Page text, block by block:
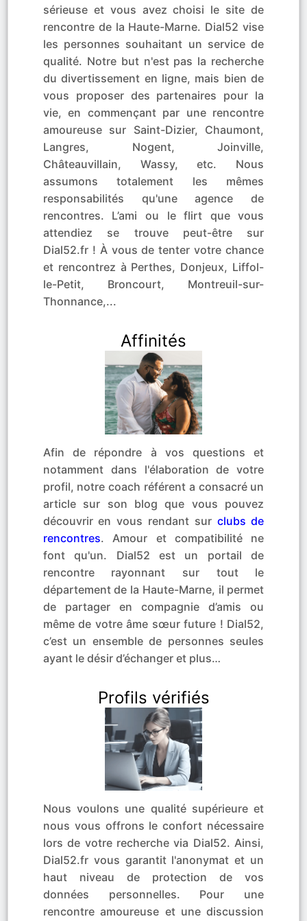
sérieuse et vous avez choisi le site de
rencontre de la Haute-Marne. Dial52 vise
les personnes souhaitant un service de
qualité. Notre but n'est pas la recherche
du divertissement en ligne, mais bien de
vous proposer des partenaires pour la
vie, en commençant par une rencontre
amoureuse sur Saint-Dizier, Chaumont,
Langres, Nogent, Joinville,
Châteauvillain, Wassy, etc. Nous
assumons totalement les mêmes
responsabilités qu'une agence de
rencontres. L’ami ou le flirt que vous
attendiez se trouve peut-être sur
Dial52.fr ! À vous de tenter votre chance
et rencontrez à Perthes, Donjeux, Liffol-
le-Petit, Broncourt, Montreuil-sur-
Thonnance,...
Affinités
Afin de répondre à vos questions et
notamment dans l'élaboration de votre
profil, notre coach référent a consacré un
article sur son blog que vous pouvez
découvrir en vous rendant sur clubs de
rencontres. Amour et compatibilité ne
font qu'un. Dial52 est un portail de
rencontre rayonnant sur tout le
département de la Haute-Marne, il permet
de partager en compagnie d’amis ou
même de votre âme sœur future ! Dial52,
c’est un ensemble de personnes seules
ayant le désir d’échanger et plus…
Profils vérifiés
Nous voulons une qualité supérieure et
nous vous offrons le confort nécessaire
lors de votre recherche via Dial52. Ainsi,
Dial52.fr vous garantit l'anonymat et un
haut niveau de protection de vos
données personnelles. Pour une
rencontre amoureuse et une discussion